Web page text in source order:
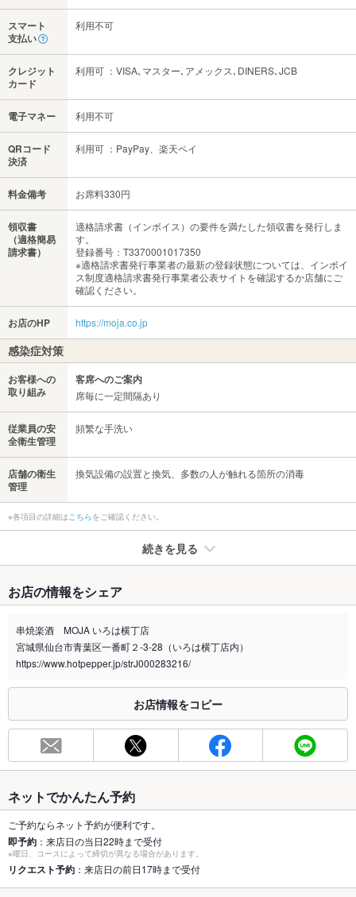
スマート
支払い
利用不可
クレジット
カード
利用可 ：VISA､マスター､アメックス､DINERS､JCB
電子マネー 利用不可
QRコード
決済
利用可 ：PayPay、楽天ペイ
料金備考 お席料330円
領収書
（適格簡易
請求書）
適格請求書（インボイス）の要件を満たした領収書を発行しま
す。
登録番号：T3370001017350
※適格請求書発行事業者の最新の登録状態については、インボイ
ス制度適格請求書発行事業者公表サイトを確認するか店舗にご
確認ください。
お店のHP https://moja.co.jp
感染症対策
お客様への
取り組み
客席へのご案内
席毎に一定間隔あり
従業員の安
全衛生管理
頻繁な手洗い
店舗の衛生
管理
換気設備の設置と換気、多数の人が触れる箇所の消毒
※各項目の詳細はこちらをご確認ください。
続きを見る
禁煙・喫煙
全席禁煙
喫煙専用室 なし
合わせください。
お席
容人数
個室 なし ：テーブル、カウンター席ございます！
座敷 なし ：テーブル、カウンター席ございます！
掘りごたつ なし ：テーブル、カウンター席ございます！
お店の情報をシェア
串焼楽酒 MOJA いろは横丁店
宮城県仙台市青葉区一番町２-3-28（いろは横丁店内）
https://www.hotpepper.jp/strJ000283216/
お店情報をコピー
ネットでかんたん予約
ご予約ならネット予約が便利です。
即予約 ：来店日の当日22時まで受付
※曜日、コースによって締切が異なる場合があります。
リクエスト予約 ：来店日の前日17時まで受付